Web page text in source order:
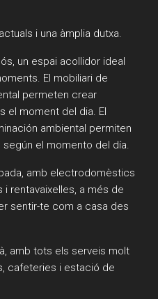
i una àmplia dutxa.
un espai acollidor ideal
El mobiliari de
permeten crear
el moment del dia. El
ambiental permiten
el momento del día.
amb electrodomèstics
rentavaixelles, a més de
sentir-te com a casa des
amb tots els serveis molt
cafeteries i estació de